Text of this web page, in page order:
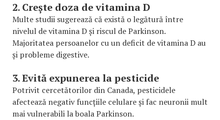
2. Crește doza de vitamina D
Multe studii sugerează că există o legătură între
nivelul de vitamina D și riscul de Parkinson.
Majoritatea persoanelor cu un deficit de vitamina D au
și probleme digestive.
3. Evită expunerea la pesticide
Potrivit cercetătorilor din Canada, pesticidele
afectează negativ funcțiile celulare și fac neuronii mult
mai vulnerabili la boala Parkinson.